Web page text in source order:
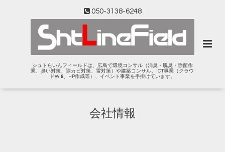
050-3138-6248
シュトらいんフィールドは、広島で環境コンサル（消臭・脱臭・除菌作
業、臭い対策、除カビ対策、雷対策）や建築コンサル、ICT事業（クラウ
ドWifi、HP作成等）、イベント事業を手掛けています。
会社情報